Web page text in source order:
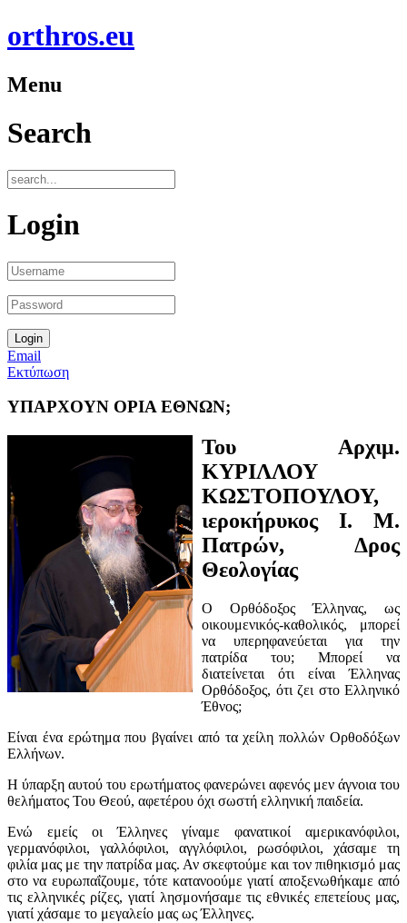
orthros.eu
Menu
Search
Login
Email
Εκτύπωση
ΥΠΑΡΧΟΥΝ ΟΡΙΑ ΕΘΝΩΝ;
Του Αρχιμ.
ΚΥΡΙΛΛΟΥ
ΚΩΣΤΟΠΟΥΛΟΥ,
ιεροκήρυκος I. Μ.
Πατρών, Δρος
Θεολογίας
Ο Ορθόδοξος Έλληνας, ως
οικουμενικός-καθολικός, μπορεί
να υπερηφανεύεται για την
πατρίδα του; Μπορεί να
διατείνεται ότι είναι Έλληνας
Ορθόδοξος, ότι ζει στο Ελληνικό
Έθνος;
Είναι ένα ερώτημα που βγαίνει από τα χείλη πολλών Ορθοδόξων
Ελλήνων.
Η ύπαρξη αυτού του ερωτήματος φανερώνει αφενός μεν άγνοια του
θελήματος Του Θεού, αφετέρου όχι σωστή ελληνική παιδεία.
Ενώ εμείς οι Έλληνες γίναμε φανατικοί αμερικανόφιλοι,
γερμανόφιλοι, γαλλόφιλοι, αγγλόφιλοι, ρωσόφιλοι, χάσαμε τη
φιλία μας με την πατρίδα μας. Αν σκεφτούμε και τον πιθηκισμό μας
στο να ευρωπαΐζουμε, τότε κατανοούμε γιατί αποξενωθήκαμε από
τις ελληνικές ρίζες, γιατί λησμονήσαμε τις εθνικές επετείους μας,
γιατί χάσαμε το μεγαλείο μας ως Έλληνες.